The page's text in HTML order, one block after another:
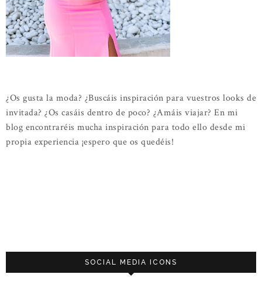
¿Os gusta la moda? ¿Buscáis inspiración para vuestros looks de
invitada? ¿Os casáis dentro de poco? ¿Amáis viajar? En mi
blog encontraréis mucha inspiración para todo ello desde mi
propia experiencia ¡espero que os quedéis!
SOCIAL MEDIA ICONS